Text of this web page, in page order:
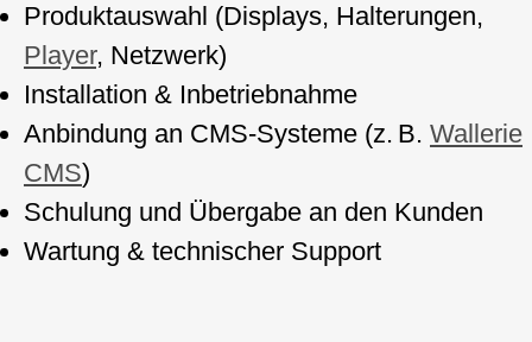
Produktauswahl (Displays, Halterungen,
Player, Netzwerk)
Installation & Inbetriebnahme
Anbindung an CMS-Systeme (z. B. Wallerie
CMS)
Schulung und Übergabe an den Kunden
Wartung & technischer Support